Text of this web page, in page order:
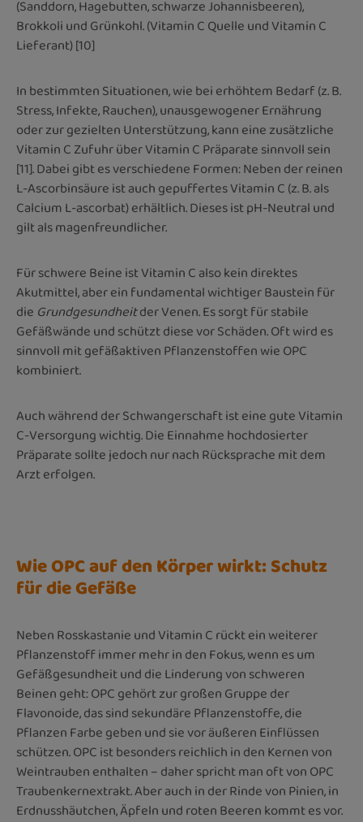
(Sanddorn, Hagebutten, schwarze Johannisbeeren),
Brokkoli und Grünkohl. (Vitamin C Quelle und Vitamin C
Lieferant)[10]
In bestimmten Situationen, wie bei erhöhtem Bedarf (z. B.
Stress, Infekte, Rauchen), unausgewogener Ernährung
oder zur gezielten Unterstützung, kann eine zusätzliche
Vitamin C Zufuhr über Vitamin C Präparate sinnvoll sein
[11]. Dabei gibt es verschiedene Formen: Neben der reinen
L-Ascorbinsäure ist auch gepuffertes Vitamin C (z. B. als
Calcium L-ascorbat) erhältlich. Dieses ist pH-Neutral und
gilt als magenfreundlicher.
Für schwere Beine ist Vitamin C also kein direktes
Akutmittel, aber ein fundamental wichtiger Baustein für
die Grundgesundheitder Venen. Es sorgt für stabile
Gefäßwände und schützt diese vor Schäden. Oft wird es
sinnvoll mit gefäßaktiven Pflanzenstoffen wie OPC
kombiniert.
Auch während der Schwangerschaft ist eine gute Vitamin
C-Versorgung wichtig. Die Einnahme hochdosierter
Präparate sollte jedoch nur nach Rücksprache mit dem
Arzt erfolgen.
Wie OPC auf den Körper wirkt: Schutz
für die Gefäße
Neben Rosskastanie undVitamin C rückt ein weiterer
Pflanzenstoff immer mehr in den Fokus, wenn es um
Gefäßgesundheit und die Linderung von schweren
Beinen geht: OPC gehört zur großen Gruppe der
Flavonoide, das sind sekundäre Pflanzenstoffe, die
Pflanzen Farbe geben und sie vor äußeren Einflüssen
schützen. OPC ist besonders reichlich in den Kernen von
Weintrauben enthalten – daher spricht man oft von OPC
Traubenkernextrakt. Aber auch in der Rinde von Pinien, in
Erdnusshäutchen, Äpfeln und roten Beeren kommt es vor.